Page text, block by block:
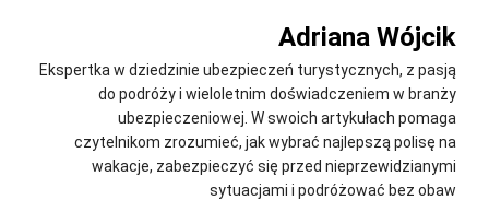
Adriana Wójcik
Ekspertka w dziedzinie ubezpieczeń turystycznych, z pasją
do podróży i wieloletnim doświadczeniem w branży
ubezpieczeniowej. W swoich artykułach pomaga
czytelnikom zrozumieć, jak wybrać najlepszą polisę na
wakacje, zabezpieczyć się przed nieprzewidzianymi
sytuacjami i podróżować bez obaw